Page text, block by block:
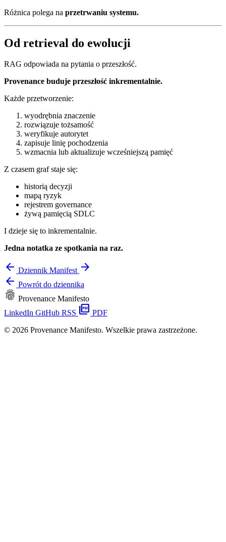
Różnica polega na przetrwaniu systemu.
Od retrieval do ewolucji
RAG odpowiada na pytania o przeszłość.
Provenance buduje przeszłość inkrementalnie.
Każde przetworzenie:
wyodrębnia znaczenie
rozwiązuje tożsamość
weryfikuje autorytet
zapisuje linię pochodzenia
wzmacnia lub aktualizuje wcześniejszą pamięć
Z czasem graf staje się:
historią decyzji
mapą ryzyk
rejestrem governance
żywą pamięcią SDLC
I dzieje się to inkrementalnie.
Jedna notatka ze spotkania na raz.
arrow_back Dziennik Manifest arrow_forward
arrow_back Powrót do dziennika
fingerprint Provenance Manifesto
LinkedIn GitHub RSS picture_as_pdf PDF
© 2026 Provenance Manifesto. Wszelkie prawa zastrzeżone.